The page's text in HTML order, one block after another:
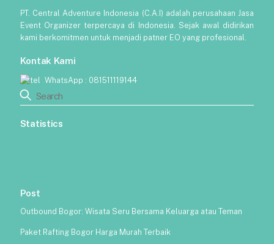
PT. Central Adventure Indonesia (C.A.I) adalah perusahaan Jasa
Event Organizer terpercaya di Indonesia. Sejak awal didirikan
kami berkomitmen untuk menjadi patner EO yang profesional.
Kontak Kami
WhatsApp : 081511119144
Statistics
Post
Outbound Bogor: Wisata Seru Bersama Keluarga atau Teman
Paket Rafting Bogor Harga Murah Terbaik